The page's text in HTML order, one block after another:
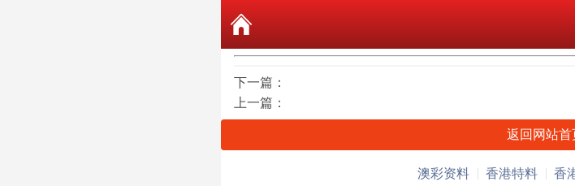
下一篇：
上一篇：
返回网站首
澳彩资料 香港特料 香